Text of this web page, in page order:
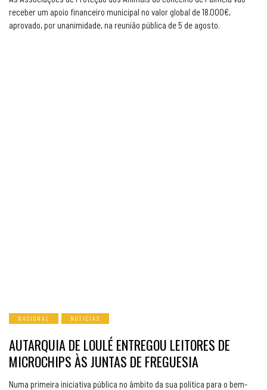
receber um apoio financeiro municipal no valor global de 18.000€,
aprovado, por unanimidade, na reunião pública de 5 de agosto.
NACIONAL NOTICIAS
AUTARQUIA DE LOULÉ ENTREGOU LEITORES DE
MICROCHIPS ÀS JUNTAS DE FREGUESIA
Numa primeira iniciativa pública no âmbito da sua política para o bem-